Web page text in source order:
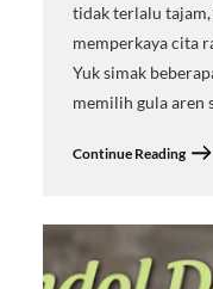
tidak terlalu tajam,
memperkaya cita
Yuk simak
memilih gula aren
Continue Reading